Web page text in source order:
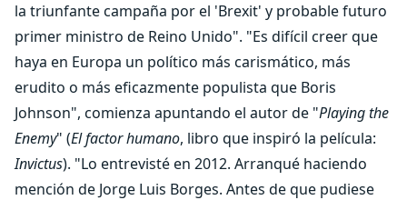
la triunfante campaña por el 'Brexit' y probable futuro
primer ministro de Reino Unido". "Es difícil creer que
haya en Europa un político más carismático, más
erudito o más eficazmente populista que Boris
Johnson", comienza apuntando el autor de "Playing the
Enemy" (El factor humano, libro que inspiró la película:
Invictus). "Lo entrevisté en 2012. Arranqué haciendo
mención de Jorge Luis Borges. Antes de que pudiese